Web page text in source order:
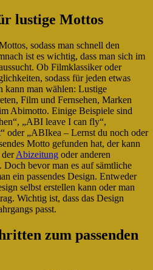
lustige Mottos
sodass man schnell den
ist es wichtig, dass man sich im
Ob Filmklassiker oder
sodass für jeden etwas
kann man wählen: Lustige
Film und Fernsehen, Marken
Abimotto. Einige Beispiele sind
„ABI leave I can fly“,
oder „ABIkea – Lernst du noch oder
Motto gefunden hat, der kann
derAbizeitung oder anderen
Doch bevor man es auf sämtliche
ein passendes Design. Entweder
selbst erstellen kann oder man
Wichtig ist, dass das Design
passt.
zum passenden